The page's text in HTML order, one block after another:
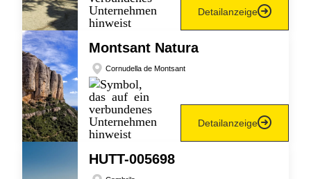
Detailanzeige
Montsant Natura
Cornudella de Montsant
Detailanzeige
HUTT-005698